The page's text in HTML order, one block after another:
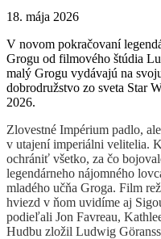
18. mája 2026
V novom pokračovaní
Grogu od filmového štúdia
malý Grogu vydávajú na
dobrodružstvo zo sveta Star
2026.
Zlovestné Impérium padlo,
v utajení imperiálni velitelia.
ochrániť všetko, za čo
legendárneho nájomného
mladého učňa Groga. Film
hviezd v ňom uvidíme aj
podieľali Jon Favreau,
Hudbu zložil Ludwig